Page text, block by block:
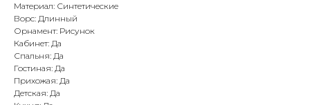
Материал: Синтетические
Ворс: Длинный
Орнамент: Рисунок
Кабинет: Да
Спальня: Да
Гостиная: Да
Прихожая: Да
Детская: Да